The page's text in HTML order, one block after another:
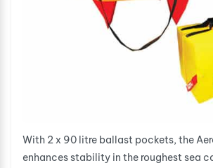
With 2 x 90 litre ballast pockets, the
enhances stability in the roughest sea